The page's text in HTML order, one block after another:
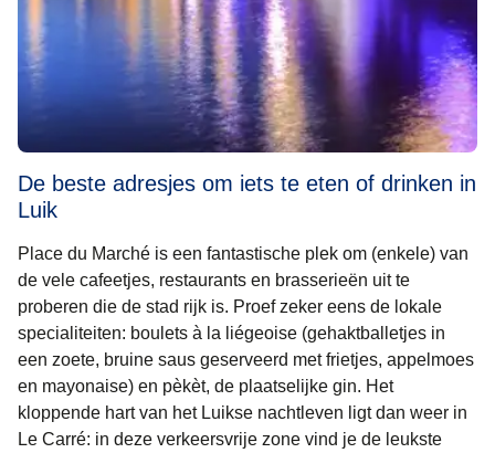
De beste adresjes om iets te eten of drinken in
Luik
Place du Marché is een fantastische plek om (enkele) van
de vele cafeetjes, restaurants en brasserieën uit te
proberen die de stad rijk is. Proef zeker eens de lokale
specialiteiten: boulets à la liégeoise (gehaktballetjes in
een zoete, bruine saus geserveerd met frietjes, appelmoes
en mayonaise) en pèkèt, de plaatselijke gin. Het
kloppende hart van het Luikse nachtleven ligt dan weer in
Le Carré: in deze verkeersvrije zone vind je de leukste